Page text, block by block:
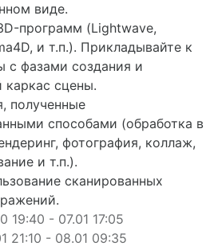
виде.
программ (Lightwave,
и т.п.). Прикладывайте к
с фазами создания и
каркас сцены.
полученные
способами (обработка в
фотография, коллаж,
и т.п.).
сканированных
19:40 - 07.01 17:05
21:10 - 08.01 09:35